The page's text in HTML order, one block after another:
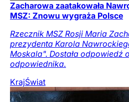
Zacharowa zaatakowała
MSZ: Znowu wygraża Polsce
Rzecznik MSZ Rosji Maria
prezydenta Karola
Moskala". Dostała odpowiedź
odpowiednika.
KrajŚwiat